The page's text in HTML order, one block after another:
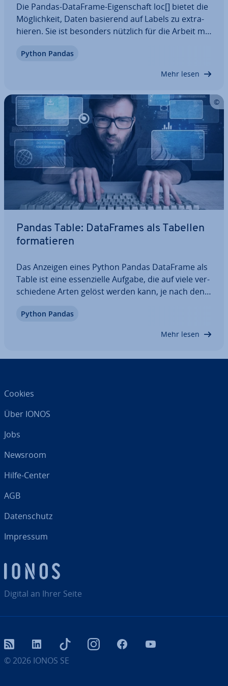
Die Pandas-DataFrame-Ei­gen­schaft loc[] bietet die
Mög­lich­keit, Daten basierend auf Labels zu ex­tra­
hie­ren. Sie ist besonders nützlich für die Arbeit mit
Spalten nicht immer vor­her­seh­bar ist. Erfahren Sie
Python Pandas
Mehr lesen
Pandas Table: Da­ta­Frames als Tabellen
for­ma­tie­ren
Das Anzeigen eines Python Pandas DataFrame als
Table ist eine es­sen­zi­el­le Aufgabe, die auf viele ver­
schie­de­ne Arten gelöst werden kann, je nach den
for­ma­tier­te HTML-Tabelle oder Vi­sua­li­sie­rung in
Python Pandas
Mehr lesen
Digital an Ihrer Seite
Cookies
Über IONOS
Jobs
Newsroom
Hilfe-Center
AGB
Da­ten­schutz
Impressum
© 2026 IONOS SE
RSS LinkedIn tiktok InstagramFacebook